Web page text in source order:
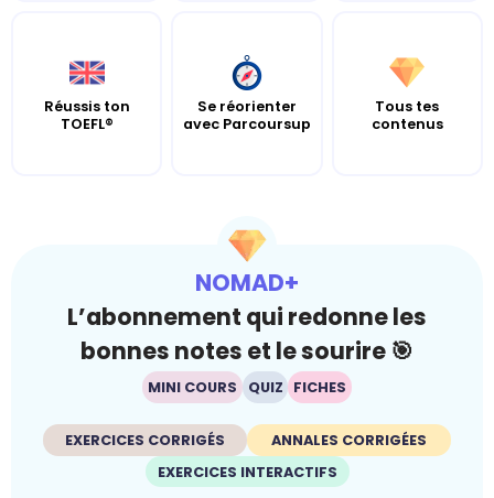
Réussis ton
TOEFL®
Se réorienter
avec Parcoursup
Tous tes
contenus
NOMAD+
L’abonnement qui redonne les
bonnes notes et le sourire 🎯
MINI COURS QUIZ FICHES
EXERCICES CORRIGÉS
ANNALES CORRIGÉES
EXERCICES INTERACTIFS